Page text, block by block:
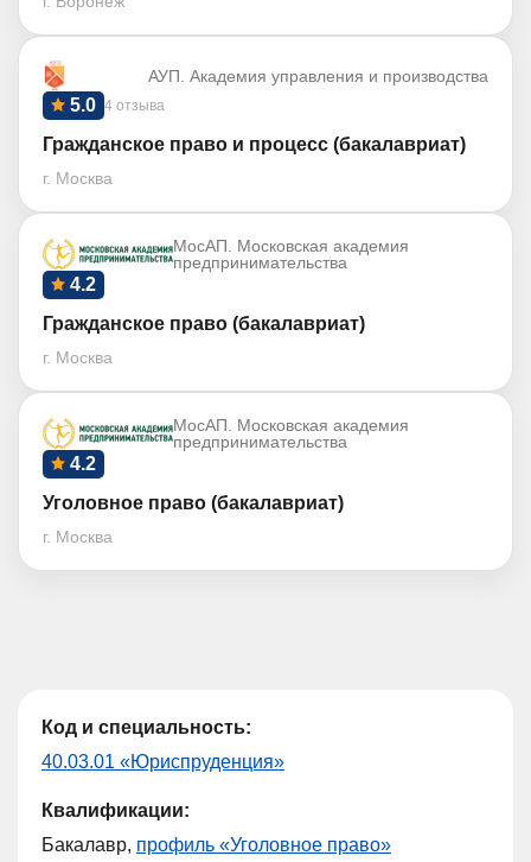
АУП. Академия управления и производства
4 отзыва
5.0
Гражданское право и процесс (бакалавриат)
г. Москва
МосАП. Московская академия
предпринимательства
4.2
Гражданское право (бакалавриат)
г. Москва
МосАП. Московская академия
предпринимательства
4.2
Уголовное право (бакалавриат)
г. Москва
Код и специальность:
40.03.01 «Юриспруденция»
Квалификации:
Бакалавр, профиль «Уголовное право»